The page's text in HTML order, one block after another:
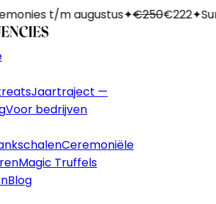
t/m augustus✦€250€222✦
Jaartraject —
Voor bedrijven
Ceremoniële
Magic Truffels
Blog